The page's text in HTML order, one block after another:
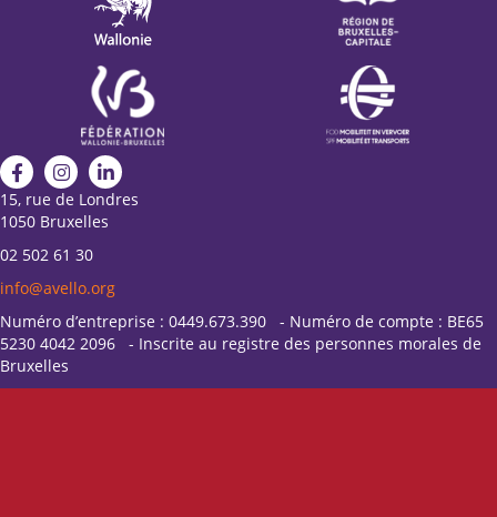
15, rue de Londres
1050 Bruxelles
02 502 61 30
info@avello.org
Numéro d’entreprise : 0449.673.390 - Numéro de compte : BE65
5230 4042 2096 - Inscrite au registre des personnes morales de
Bruxelles